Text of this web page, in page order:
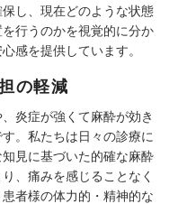
し、現在どのような状態
行うのかを視覚的に分か
感を提供しています。
の軽減
炎症が強くて麻酔が効き
。私たちは日々の診療に
見に基づいた的確な麻酔
、痛みを感じることなく
者様の体力的・精神的な